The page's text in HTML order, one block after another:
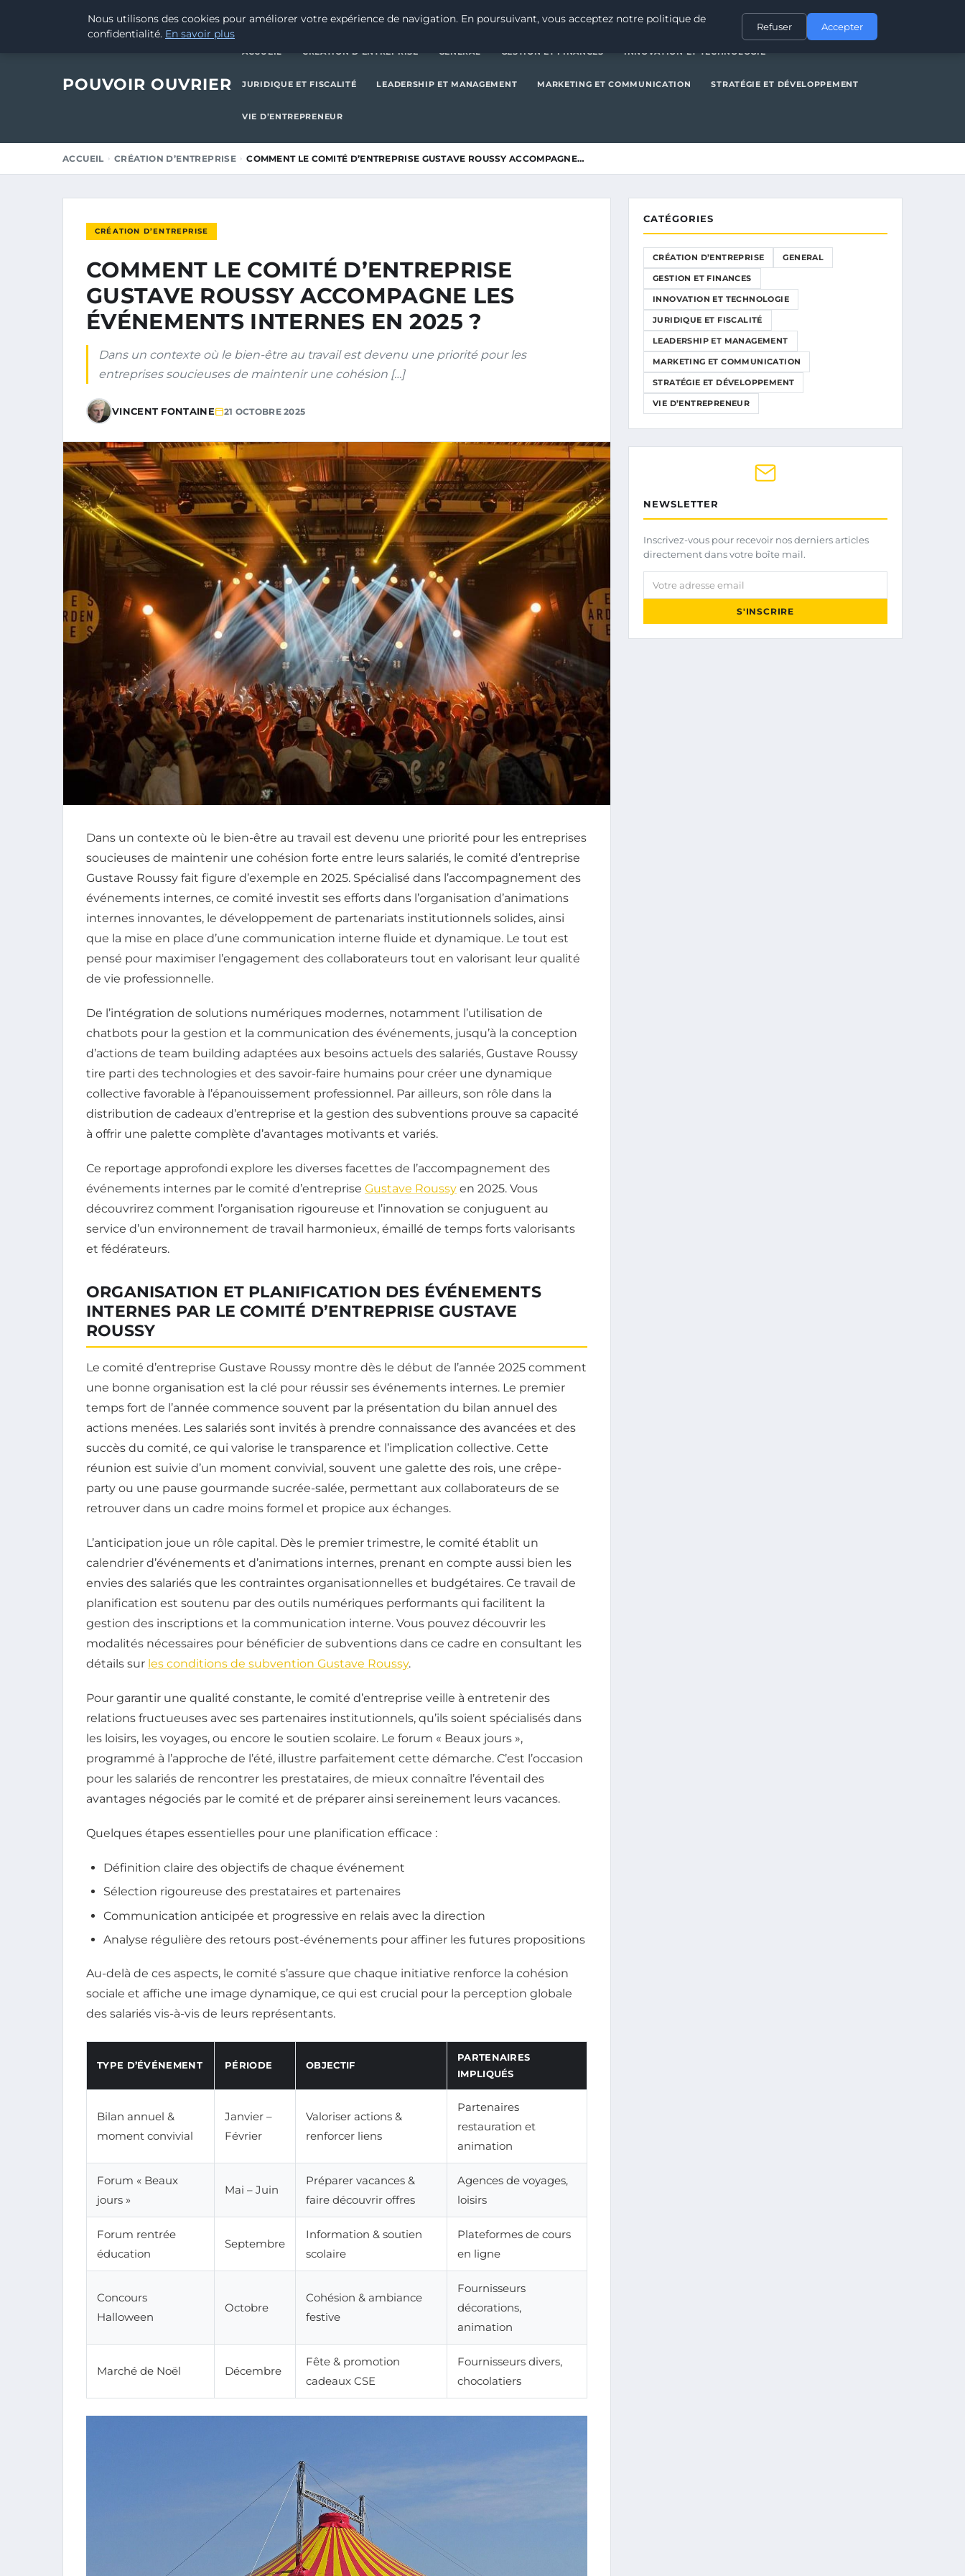
21 OCTOBRE 2025 GENERAL GESTION ET FINANCESINNOVATION ET TECHNOLOGIE
POUVOIR OUVRIER
ACCUEIL CRÉATION D’ENTREPRISE GENERAL GESTION ET FINANCES INNOVATION ET TECHNOLOGIE
JURIDIQUE ET FISCALITÉ LEADERSHIP ET MANAGEMENT MARKETING ET COMMUNICATION STRATÉGIE ET DÉVELOPPEMENT
VIE D’ENTREPRENEUR
ACCUEIL CRÉATION D’ENTREPRISE COMMENT LE COMITÉ D’ENTREPRISE GUSTAVE ROUSSY ACCOMPAGNE…
CRÉATION D’ENTREPRISE
COMMENT LE COMITÉ D’ENTREPRISE
GUSTAVE ROUSSY ACCOMPAGNE LES
ÉVÉNEMENTS INTERNES EN 2025 ?
Dans un contexte où le bien-être au travail est devenu une priorité pour les
entreprises soucieuses de maintenir une cohésion […]
VINCENT FONTAINE 21 OCTOBRE 2025
Dans un contexte où le bien-être au travail est devenu une priorité pour les entreprises
soucieuses de maintenir une cohésion forte entre leurs salariés, le comité d’entreprise
Gustave Roussy fait figure d’exemple en 2025. Spécialisé dans l’accompagnement des
événements internes, ce comité investit ses efforts dans l’organisation d’animations
internes innovantes, le développement de partenariats institutionnels solides, ainsi
que la mise en place d’une communication interne fluide et dynamique. Le tout est
pensé pour maximiser l’engagement des collaborateurs tout en valorisant leur qualité
de vie professionnelle.
De l’intégration de solutions numériques modernes, notamment l’utilisation de
chatbots pour la gestion et la communication des événements, jusqu’à la conception
d’actions de team building adaptées aux besoins actuels des salariés, Gustave Roussy
tire parti des technologies et des savoir-faire humains pour créer une dynamique
collective favorable à l’épanouissement professionnel. Par ailleurs, son rôle dans la
distribution de cadeaux d’entreprise et la gestion des subventions prouve sa capacité
à offrir une palette complète d’avantages motivants et variés.
Ce reportage approfondi explore les diverses facettes de l’accompagnement des
événements internes par le comité d’entreprise Gustave Roussy en 2025. Vous
découvrirez comment l’organisation rigoureuse et l’innovation se conjuguent au
service d’un environnement de travail harmonieux, émaillé de temps forts valorisants
et fédérateurs.
ORGANISATION ET PLANIFICATION DES ÉVÉNEMENTS
INTERNES PAR LE COMITÉ D’ENTREPRISE GUSTAVE
ROUSSY
Le comité d’entreprise Gustave Roussy montre dès le début de l’année 2025 comment
une bonne organisation est la clé pour réussir ses événements internes. Le premier
temps fort de l’année commence souvent par la présentation du bilan annuel des
actions menées. Les salariés sont invités à prendre connaissance des avancées et des
succès du comité, ce qui valorise le transparence et l’implication collective. Cette
réunion est suivie d’un moment convivial, souvent une galette des rois, une crêpe-
party ou une pause gourmande sucrée-salée, permettant aux collaborateurs de se
retrouver dans un cadre moins formel et propice aux échanges.
L’anticipation joue un rôle capital. Dès le premier trimestre, le comité établit un
calendrier d’événements et d’animations internes, prenant en compte aussi bien les
envies des salariés que les contraintes organisationnelles et budgétaires. Ce travail de
planification est soutenu par des outils numériques performants qui facilitent la
gestion des inscriptions et la communication interne. Vous pouvez découvrir les
modalités nécessaires pour bénéficier de subventions dans ce cadre en consultant les
détails sur les conditions de subvention Gustave Roussy.
Pour garantir une qualité constante, le comité d’entreprise veille à entretenir des
relations fructueuses avec ses partenaires institutionnels, qu’ils soient spécialisés dans
les loisirs, les voyages, ou encore le soutien scolaire. Le forum « Beaux jours »,
programmé à l’approche de l’été, illustre parfaitement cette démarche. C’est l’occasion
pour les salariés de rencontrer les prestataires, de mieux connaître l’éventail des
avantages négociés par le comité et de préparer ainsi sereinement leurs vacances.
Quelques étapes essentielles pour une planification efficace :
Définition claire des objectifs de chaque événement
Sélection rigoureuse des prestataires et partenaires
Communication anticipée et progressive en relais avec la direction
Analyse régulière des retours post-événements pour affiner les futures propositions
Au-delà de ces aspects, le comité s’assure que chaque initiative renforce la cohésion
sociale et affiche une image dynamique, ce qui est crucial pour la perception globale
des salariés vis-à-vis de leurs représentants.
TYPE D’ÉVÉNEMENT PÉRIODE OBJECTIF
PARTENAIRES
IMPLIQUÉS
Bilan annuel &
moment convivial
Janvier –
Février
Valoriser actions &
renforcer liens
Partenaires
restauration et
animation
Forum « Beaux
jours »
Mai – Juin
Préparer vacances &
faire découvrir offres
Agences de voyages,
loisirs
Forum rentrée
éducation
Septembre
Information & soutien
scolaire
Plateformes de cours
en ligne
Concours
Halloween
Octobre
Cohésion & ambiance
festive
Fournisseurs
décorations,
animation
Marché de Noël Décembre
Fête & promotion
cadeaux CSE
Fournisseurs divers,
chocolatiers
CATÉGORIES
CRÉATION D’ENTREPRISE GENERAL
GESTION ET FINANCES
INNOVATION ET TECHNOLOGIE
JURIDIQUE ET FISCALITÉ
LEADERSHIP ET MANAGEMENT
MARKETING ET COMMUNICATION
STRATÉGIE ET DÉVELOPPEMENT
VIE D’ENTREPRENEUR
NEWSLETTER
Inscrivez-vous pour recevoir nos derniers articles
directement dans votre boîte mail.
Votre adresse email
S'INSCRIRE
Nous utilisons des cookies pour améliorer votre expérience de navigation. En poursuivant, vous acceptez notre politique de
confidentialité. En savoir plus
Refuser Accepter